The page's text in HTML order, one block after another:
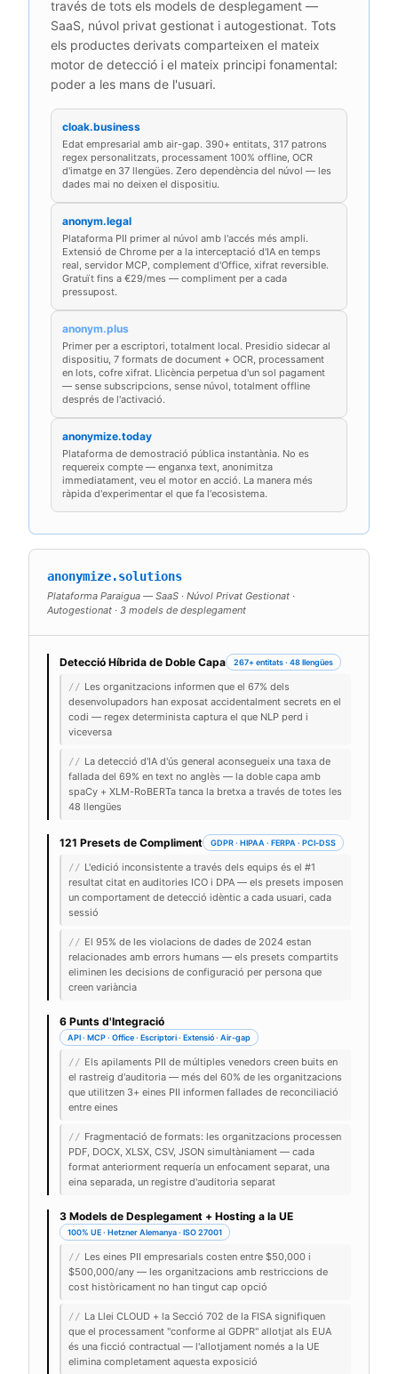
través de tots els models de desplegament —
SaaS, núvol privat gestionat i autogestionat. Tots
els productes derivats comparteixen el mateix
motor de detecció i el mateix principi fonamental:
poder a les mans de l'usuari.
cloak.business
Edat empresarial amb air-gap. 390+ entitats, 317 patrons
regex personalitzats, processament 100% offline, OCR
d'imatge en 37 llengües. Zero dependència del núvol — les
dades mai no deixen el dispositiu.
anonym.legal
Plataforma PII primer al núvol amb l'accés més ampli.
Extensió de Chrome per a la interceptació d'IA en temps
real, servidor MCP, complement d'Office, xifrat reversible.
Gratuït fins a €29/mes — compliment per a cada
pressupost.
anonym.plus
Primer per a escriptori, totalment local. Presidio sidecar al
dispositiu, 7 formats de document + OCR, processament
en lots, cofre xifrat. Llicència perpetua d'un sol pagament
— sense subscripcions, sense núvol, totalment offline
després de l'activació.
anonymize.today
Plataforma de demostració pública instantània. No es
requereix compte — enganxa text, anonimitza
immediatament, veu el motor en acció. La manera més
ràpida d'experimentar el que fa l'ecosistema.
anonymize.solutions
Plataforma Paraigua — SaaS · Núvol Privat Gestionat ·
Autogestionat · 3 models de desplegament
Detecció Híbrida de Doble Capa 267+ entitats · 48 llengües
// Les organitzacions informen que el 67% dels
desenvolupadors han exposat accidentalment secrets en el
codi — regex determinista captura el que NLP perd i
viceversa
// La detecció d'IA d'ús general aconsegueix una taxa de
fallada del 69% en text no anglès — la doble capa amb
spaCy + XLM-RoBERTa tanca la bretxa a través de totes les
48 llengües
121 Presets de Compliment GDPR · HIPAA · FERPA · PCI-DSS
// L'edició inconsistente a través dels equips és el #1
resultat citat en auditories ICO i DPA — els presets imposen
un comportament de detecció idèntic a cada usuari, cada
sessió
// El 95% de les violacions de dades de 2024 estan
relacionades amb errors humans — els presets compartits
eliminen les decisions de configuració per persona que
creen variància
6 Punts d'Integració
API · MCP · Office · Escriptori · Extensió · Air-gap
// Els apilaments PII de múltiples venedors creen buits en
el rastreig d'auditoria — més del 60% de les organitzacions
que utilitzen 3+ eines PII informen fallades de reconciliació
entre eines
// Fragmentació de formats: les organitzacions processen
PDF, DOCX, XLSX, CSV, JSON simultàniament — cada
format anteriorment requería un enfocament separat, una
eina separada, un registre d'auditoria separat
3 Models de Desplegament + Hosting a la UE
100% UE · Hetzner Alemanya · ISO 27001
// Les eines PII empresarials costen entre $50,000 i
$500,000/any — les organitzacions amb restriccions de
cost històricament no han tingut cap opció
// La Llei CLOUD + la Secció 702 de la FISA signifiquen
que el processament "conforme al GDPR" allotjat als EUA
és una ficció contractual — l'allotjament només a la UE
elimina completament aquesta exposició